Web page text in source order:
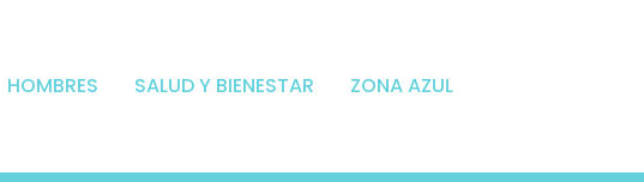
HOMBRES SALUD Y BIENESTAR ZONA AZUL